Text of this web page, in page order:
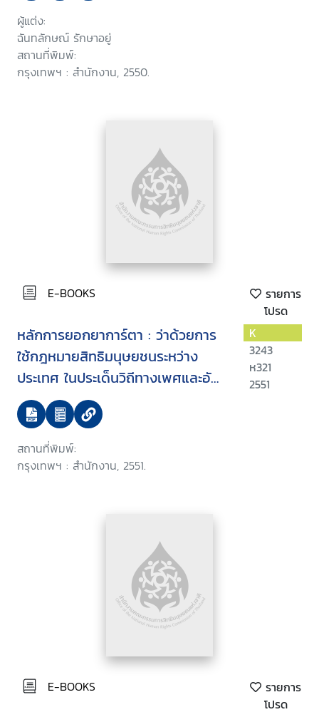
ผู้แต่ง:
ฉันทลักษณ์ รักษาอยู่
สถานที่พิมพ์:
กรุงเทพฯ : สำนักงาน, 2550.
E-BOOKS
รายการ
โปรด
หลักการยอกยาการ์ตา : ว่าด้วยการ
ใช้กฎหมายสิทธิมนุษยชนระหว่าง
ประเทศ ในประเด็นวิถีทางเพศและอัต
ลักษณ์ทางเพศ
สถานที่พิมพ์:
กรุงเทพฯ : สำนักงาน, 2551.
K
3243
ห321
2551
E-BOOKS
รายการ
โปรด